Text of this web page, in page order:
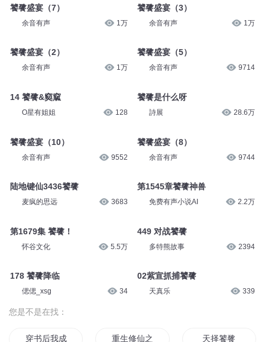
饕餮盛宴（7）
余音有声 1万
饕餮盛宴（2）
余音有声 1万
14 饕餮&窫窳
O星有姐姐 128
饕餮盛宴（10）
余音有声 9552
陆地键仙3436饕餮
麦疯的思远 3683
第1679集 饕餮！
怀谷文化 5.5万
178 饕餮降临
偲偲_xsg 34
饕餮盛宴（3）
余音有声 1万
饕餮盛宴（5）
余音有声 9714
饕餮是什么呀
詩展 28.6万
饕餮盛宴（8）
余音有声 9744
第1545章饕餮神兽
免费有声小说AI 2.2万
449 对战饕餮
多特熊故事 2394
02紫宣抓捕饕餮
天真乐 339
您是不是在找：
穿书后我成了饕餮 重生修仙之饕餮赘婿 天择饕餮